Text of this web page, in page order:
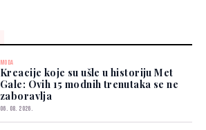
MODA
Kreacije koje su ušle u historiju Met
Gale: Ovih 15 modnih trenutaka se ne
zaboravlja
06. 08. 2026.